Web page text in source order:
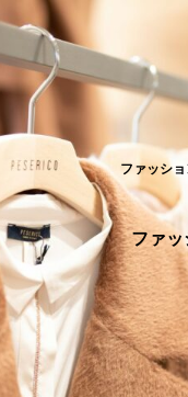
ファッシ
ファッ